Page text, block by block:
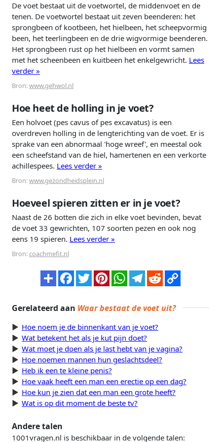
De voet bestaat uit de voetwortel, de middenvoet en de
tenen. De voetwortel bestaat uit zeven beenderen: het
sprongbeen of kootbeen, het hielbeen, het scheepvormig
been, het teerlingbeen en de drie wigvormige beenderen.
Het sprongbeen rust op het hielbeen en vormt samen
met het scheenbeen en kuitbeen het enkelgewricht. Lees
verder »
Bron:www.gehwol.nl
Hoe heet de holling in je voet?
Een holvoet (pes cavus of pes excavatus) is een
overdreven holling in de lengterichting van de voet. Er is
sprake van een abnormaal 'hoge wreef', en meestal ook
een scheefstand van de hiel, hamertenen en een verkorte
achillespees. Lees verder »
Bron:www.gezondheidsplein.nl
Hoeveel spieren zitten er in je voet?
Naast de 26 botten die zich in elke voet bevinden, bevat
de voet 33 gewrichten, 107 soorten pezen en ook nog
eens 19 spieren. Lees verder »
Bron:coachmefit.nl
Gerelateerd aan Waar bestaat de voet uit?
Hoe noem je de binnenkant van je voet?
Wat betekent het als je kut pijn doet?
Wat moet je doen als je last hebt van je vagina?
Hoe noemen mannen hun geslachtsdeel?
Heb ik een te kleine penis?
Hoe vaak heeft een man een erectie op een dag?
Hoe kun je zien dat een man een grote heeft?
Wat is op dit moment de beste tv?
Andere talen
1001vragen.nl is beschikbaar in de volgende talen: